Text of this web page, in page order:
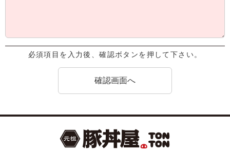
必須項目を入力後、確認ボタンを押して下さい。